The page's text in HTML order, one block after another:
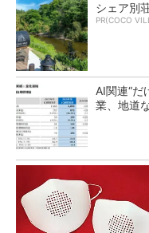
シェア別
PR(COCO
AI関連“だ
業、地道